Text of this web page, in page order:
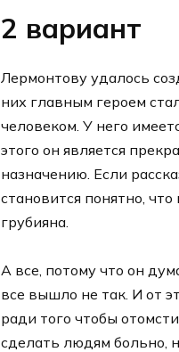
2 вариант
Лермонтову удалось
них главным героем
человеком. У него
этого он является
назначению. Если
становится понятно,
грубияна.
А все, потому что он
все вышло не так. И от
ради того чтобы
сделать людям больно,